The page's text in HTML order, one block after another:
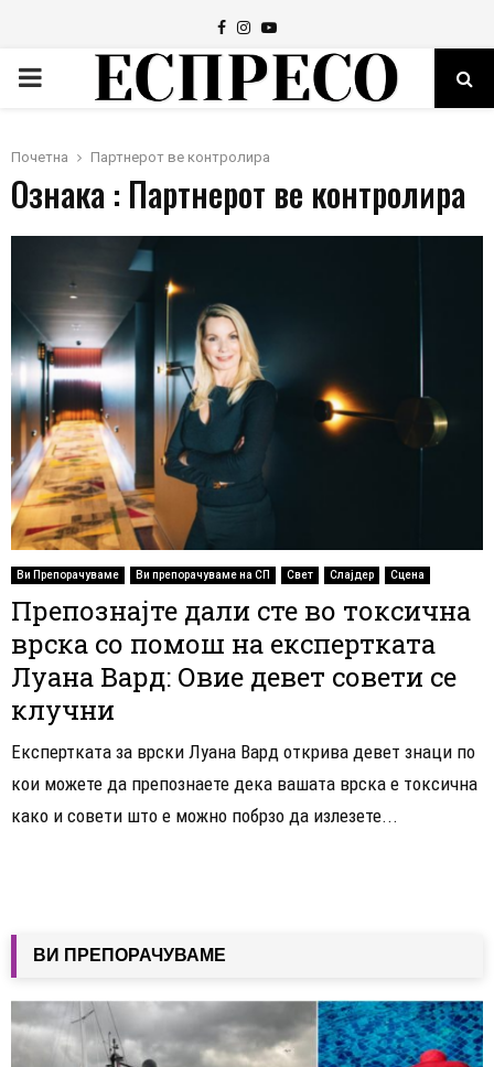
Facebook
Instagram
Youtube
PRIMARY
Почетна Партнерот ве контролира
Ознака : Партнерот ве контролира
Ви Препорачуваме Ви препорачуваме на СП Свет Слајдер Сцена
Препознајте дали сте во токсична
врска со помош на експертката
Луана Вард: Овие девет совети се
клучни
Експертката за врски Луана Вард открива девет знаци по
кои можете да препознаете дека вашата врска е токсична
како и совети што е можно побрзо да излезете...
ВИ ПРЕПОРАЧУВАМЕ